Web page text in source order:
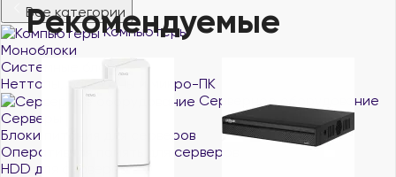
Все категории
Компьютеры
Моноблоки
Системные блоки
Неттопы, баребоны и микро-ПК
Серверное оборудование
Серверы
Блоки питания для серверов
Оперативная память для серверов
HDD для серверов
Рекомендуемые